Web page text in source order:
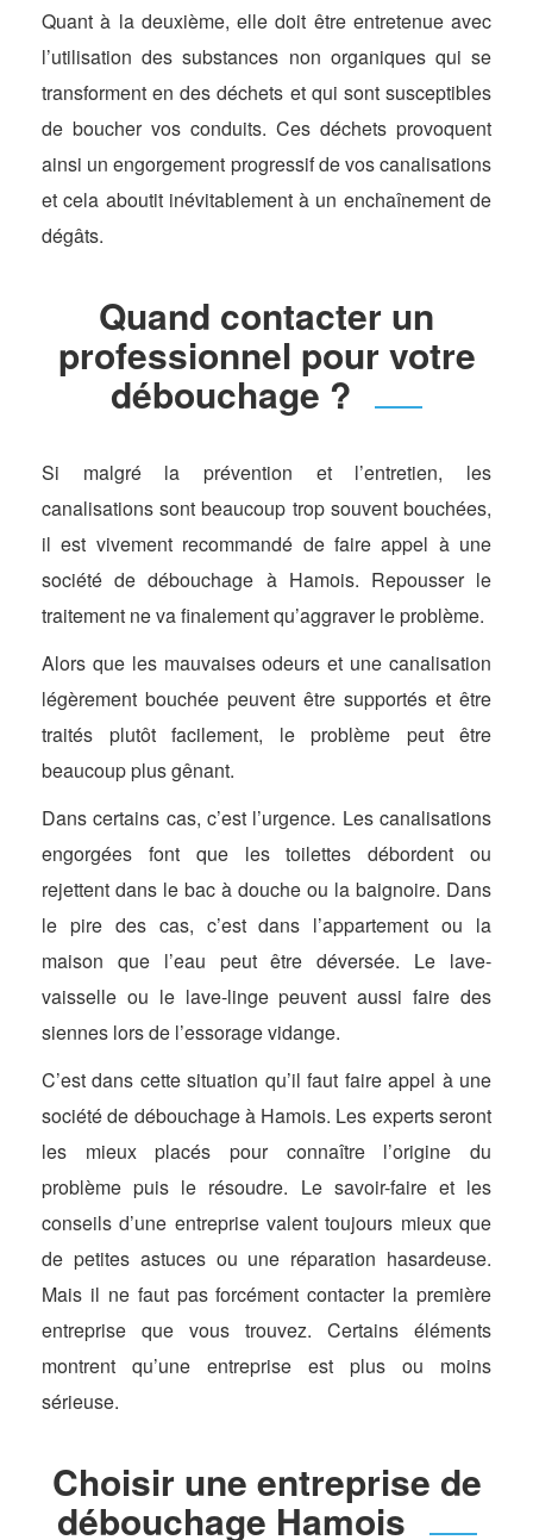
Quant à la deuxième, elle doit être entretenue avec
l’utilisation des substances non organiques qui se
transforment en des déchets et qui sont susceptibles
de boucher vos conduits. Ces déchets provoquent
ainsi un engorgement progressif de vos canalisations
et cela aboutit inévitablement à un enchaînement de
dégâts.
Quand contacter un
professionnel pour votre
débouchage ?
Si malgré la prévention et l’entretien, les
canalisations sont beaucoup trop souvent bouchées,
il est vivement recommandé de faire appel à une
société de débouchage à Hamois. Repousser le
traitement ne va finalement qu’aggraver le problème.
Alors que les mauvaises odeurs et une canalisation
légèrement bouchée peuvent être supportés et être
traités plutôt facilement, le problème peut être
beaucoup plus gênant.
Dans certains cas, c’est l’urgence. Les canalisations
engorgées font que les toilettes débordent ou
rejettent dans le bac à douche ou la baignoire. Dans
le pire des cas, c’est dans l’appartement ou la
maison que l’eau peut être déversée. Le lave-
vaisselle ou le lave-linge peuvent aussi faire des
siennes lors de l’essorage vidange.
C’est dans cette situation qu’il faut faire appel à une
société de débouchage à Hamois. Les experts seront
les mieux placés pour connaître l’origine du
problème puis le résoudre. Le savoir-faire et les
conseils d’une entreprise valent toujours mieux que
de petites astuces ou une réparation hasardeuse.
Mais il ne faut pas forcément contacter la première
entreprise que vous trouvez. Certains éléments
montrent qu’une entreprise est plus ou moins
sérieuse.
Choisir une entreprise de
débouchage Hamois